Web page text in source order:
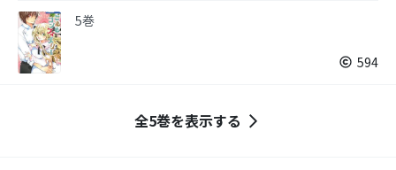
5巻
594
全5巻を表示する